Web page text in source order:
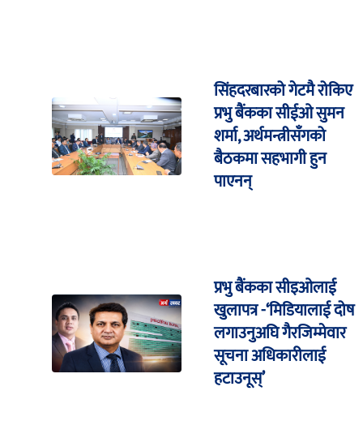
सिंहदरबारको गेटमै रोकिए
प्रभु बैंकका सीईओ सुमन
शर्मा, अर्थमन्त्रीसँगको
बैठकमा सहभागी हुन
पाएनन्
प्रभु बैंकका सीइओलाई
खुलापत्र -‘मिडियालाई दोष
लगाउनुअघि गैरजिम्मेवार
सूचना अधिकारीलाई
हटाउनूस्’